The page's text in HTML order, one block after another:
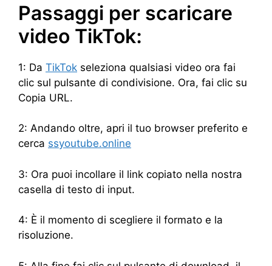
Passaggi per scaricare
video TikTok:
1: Da TikTok seleziona qualsiasi video ora fai
clic sul pulsante di condivisione. Ora, fai clic su
Copia URL.
2: Andando oltre, apri il tuo browser preferito e
cerca ssyoutube.online
3: Ora puoi incollare il link copiato nella nostra
casella di testo di input.
4: È il momento di scegliere il formato e la
risoluzione.